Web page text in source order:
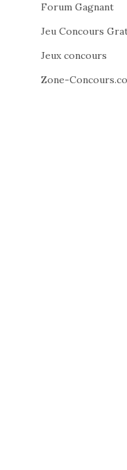
Forum Gagnant
Jeu Concours
Jeux concours
Zone-